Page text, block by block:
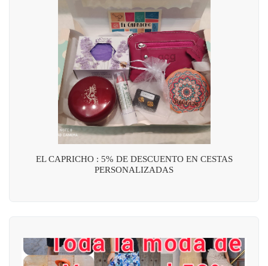
EL CAPRICHO : 5% DE DESCUENTO EN CESTAS
PERSONALIZADAS